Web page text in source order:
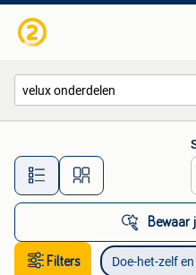
Alle
Bewaar
Filters Doe-het-zelf